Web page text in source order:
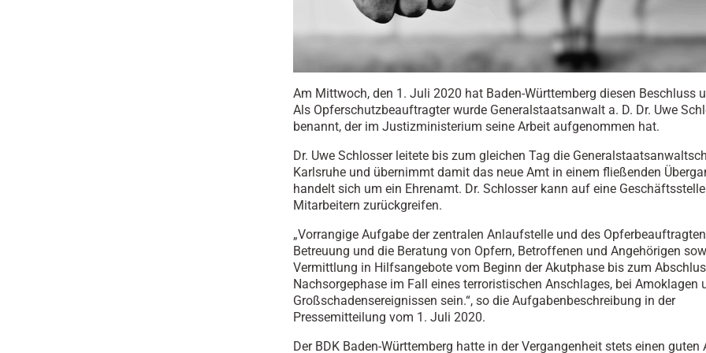
Am Mittwoch, den 1. Juli 2020 hat Baden-Württemberg diesen Beschluss
Als Opferschutzbeauftragter wurde Generalstaatsanwalt a. D. Dr. Uwe
benannt, der im Justizministerium seine Arbeit aufgenommen hat.
Dr. Uwe Schlosser leitete bis zum gleichen Tag die
Karlsruhe und übernimmt damit das neue Amt in einem fließenden
handelt sich um ein Ehrenamt. Dr. Schlosser kann auf eine
Mitarbeitern zurückgreifen.
„Vorrangige Aufgabe der zentralen Anlaufstelle und des
Betreuung und die Beratung von Opfern, Betroffenen und Angehörigen
Vermittlung in Hilfsangebote vom Beginn der Akutphase bis zum
Nachsorgephase im Fall eines terroristischen Anschlages, bei Amoklagen
Großschadensereignissen sein.“, so die Aufgabenbeschreibung in der
Pressemitteilung vom 1. Juli 2020.
Der BDK Baden-Württemberg hatte in der Vergangenheit stets einen guten